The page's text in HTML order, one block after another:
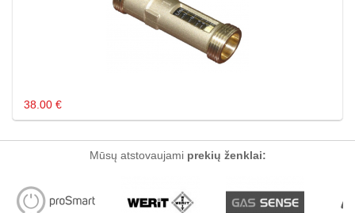
38.00 €
Mūsų atstovaujami prekių ženklai: